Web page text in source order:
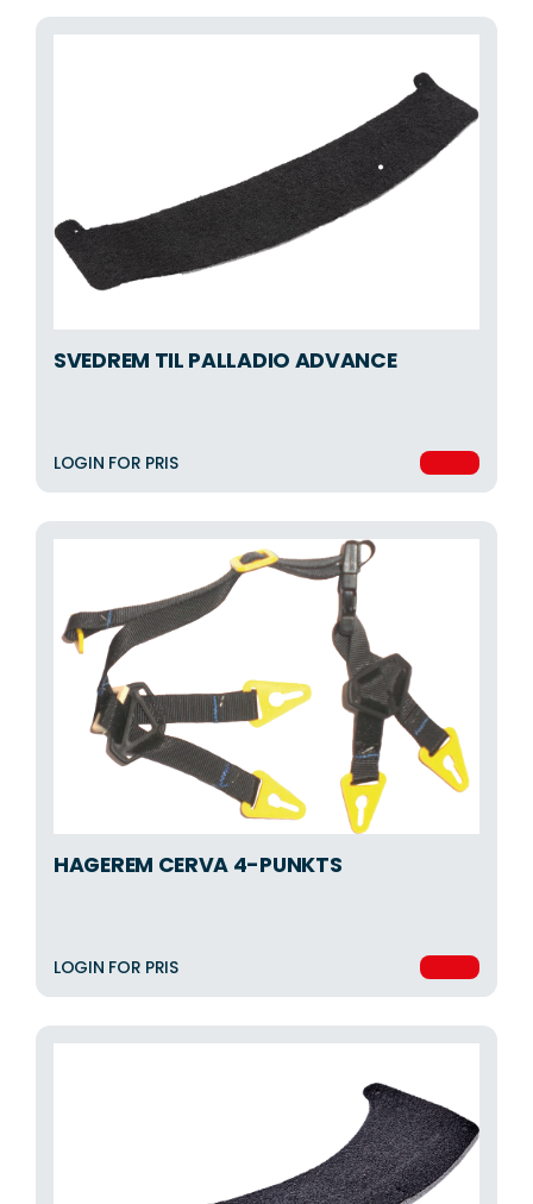
SVEDREM TIL PALLADIO ADVANCE
LOGIN FOR PRIS
HAGEREM CERVA 4-PUNKTS
LOGIN FOR PRIS